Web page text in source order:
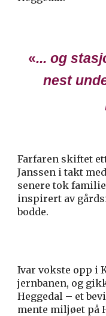
«... og
nest
Farfaren skiftet
Janssen i takt
senere tok
inspirert av
bodde.
Ivar vokste opp i
jernbanen, og
Heggedal – et
mente miljøet på